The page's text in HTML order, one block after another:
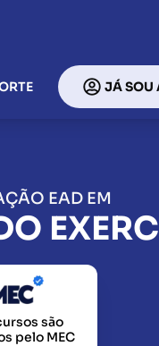
JÁ SOU
EAD EM
são
pelo MEC